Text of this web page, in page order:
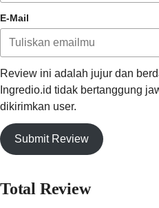
E-Mail
Review ini adalah jujur dan
Ingredio.id tidak bertanggung
dikirimkan user.
Submit Review
Total Review